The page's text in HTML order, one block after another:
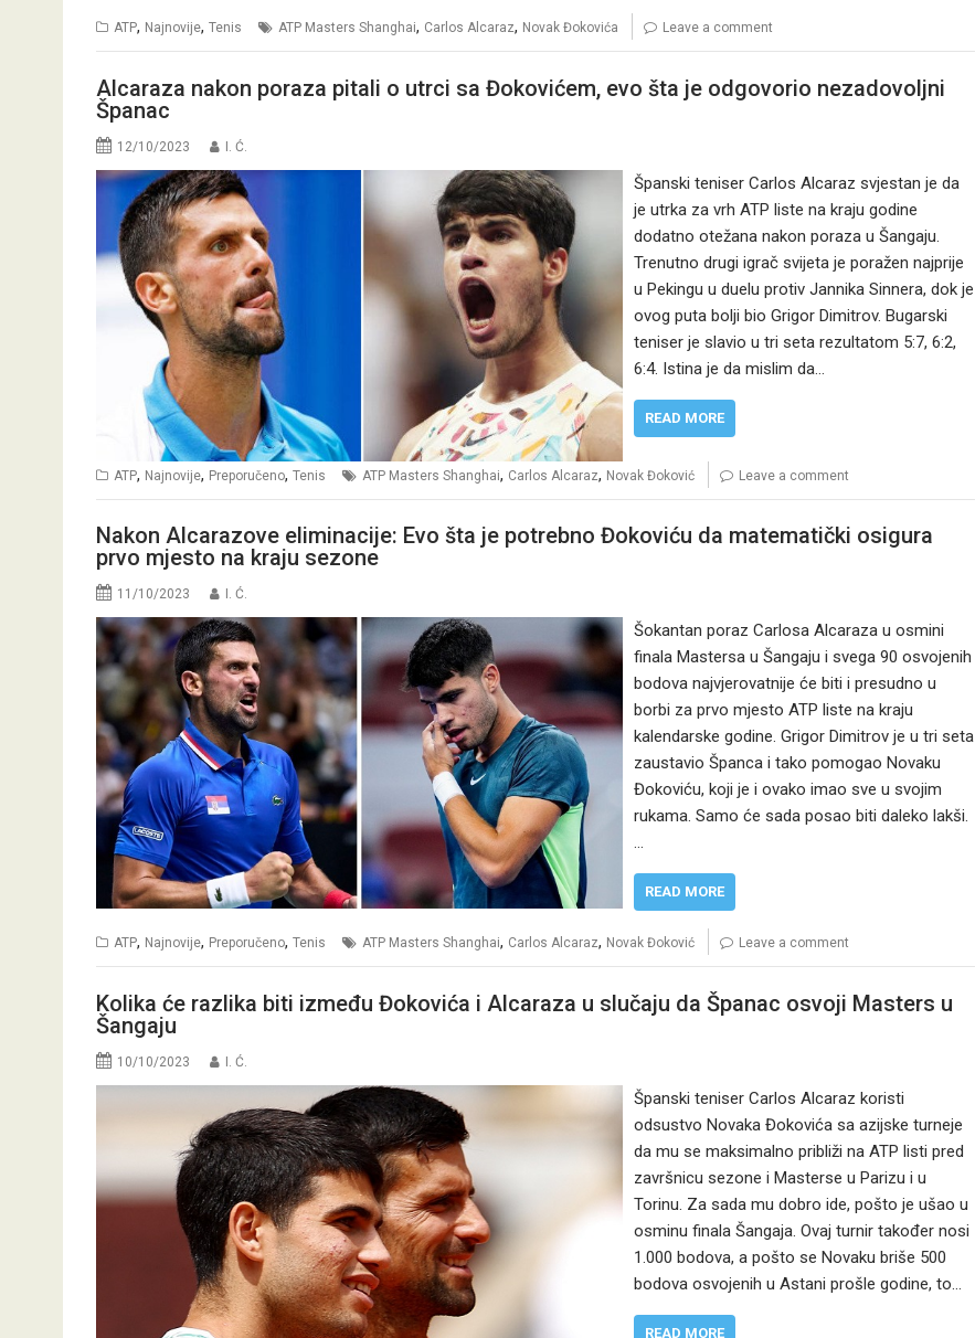
ATP, Najnovije, Tenis ATP Masters Shanghai, Carlos Alcaraz, Novak Đokovića Leave a comment
Alcaraza nakon poraza pitali o utrci sa Đokovićem, evo šta je odgovorio nezadovoljni
Španac
12/10/2023 I. Ć.
Španski teniser Carlos Alcaraz svjestan je da
je utrka za vrh ATP liste na kraju godine
dodatno otežana nakon poraza u Šangaju.
Trenutno drugi igrač svijeta je poražen najprije
u Pekingu u duelu protiv Jannika Sinnera, dok je
ovog puta bolji bio Grigor Dimitrov. Bugarski
teniser je slavio u tri seta rezultatom 5:7, 6:2,
6:4. Istina je da mislim da…
READ MORE
ATP, Najnovije, Preporučeno, Tenis ATP Masters Shanghai, Carlos Alcaraz, Novak Đoković Leave a comment
Nakon Alcarazove eliminacije: Evo šta je potrebno Đokoviću da matematički osigura
prvo mjesto na kraju sezone
11/10/2023 I. Ć.
Šokantan poraz Carlosa Alcaraza u osmini
finala Mastersa u Šangaju i svega 90 osvojenih
bodova najvjerovatnije će biti i presudno u
borbi za prvo mjesto ATP liste na kraju
kalendarske godine. Grigor Dimitrov je u tri seta
zaustavio Španca i tako pomogao Novaku
Đokoviću, koji je i ovako imao sve u svojim
rukama. Samo će sada posao biti daleko lakši.
…
READ MORE
ATP, Najnovije, Preporučeno, Tenis ATP Masters Shanghai, Carlos Alcaraz, Novak Đoković Leave a comment
Kolika će razlika biti između Đokovića i Alcaraza u slučaju da Španac osvoji Masters u
Šangaju
10/10/2023 I. Ć.
Španski teniser Carlos Alcaraz koristi
odsustvo Novaka Đokovića sa azijske turneje
da mu se maksimalno približi na ATP listi pred
završnicu sezone i Masterse u Parizu i u
Torinu. Za sada mu dobro ide, pošto je ušao u
osminu finala Šangaja. Ovaj turnir također nosi
1.000 bodova, a pošto se Novaku briše 500
bodova osvojenih u Astani prošle godine, to…
READ MORE